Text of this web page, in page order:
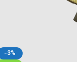
-3%